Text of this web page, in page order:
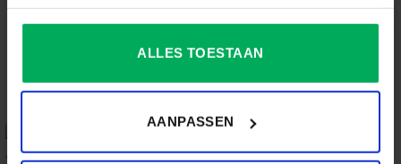
ALLES TOESTAAN
AANPASSEN